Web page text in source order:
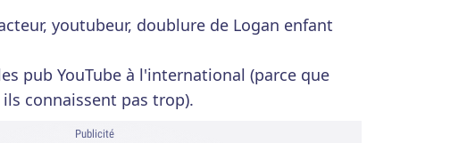
youtubeur, doublure de Logan enfant
pub YouTube à l'international (parce que
connaissent pas trop).
Publicité